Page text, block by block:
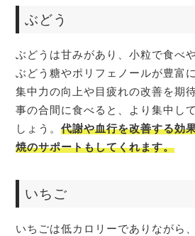
ぶどう
ぶどうは甘みがあり、小粒で食べ
ぶどう糖やポリフェノールが豊富
集中力の向上や目疲れの改善を期
事の合間に食べると、より集中し
しょう。代謝や血行を改善する効
焼のサポートもしてくれます。
いちご
いちごは低カロリーでありながら